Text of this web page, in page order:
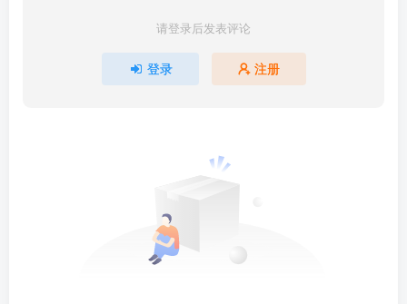
请登录后发表评论
登录 注册